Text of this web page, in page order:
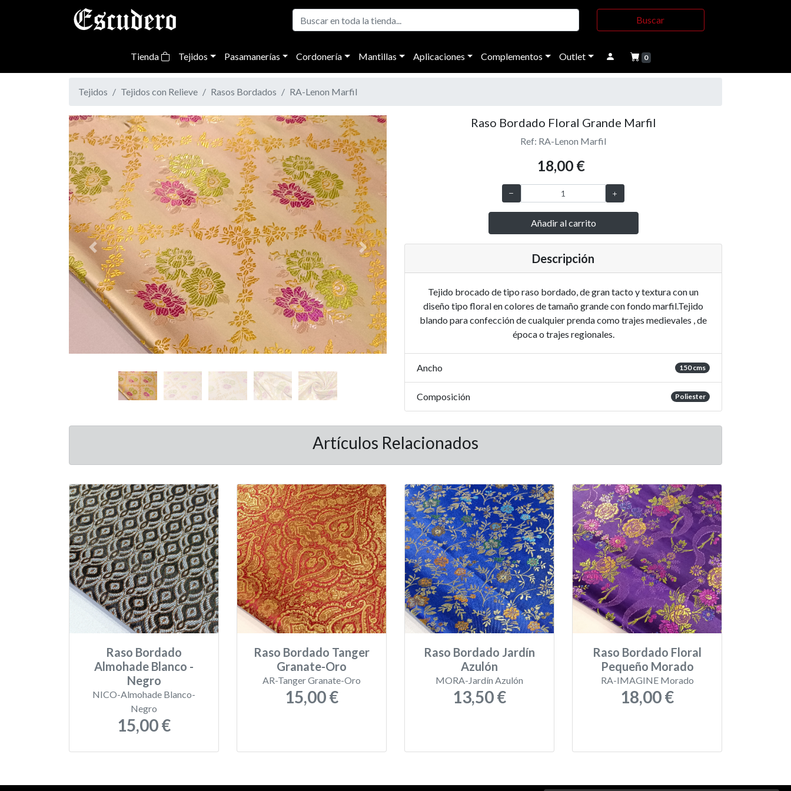
Buscar
Tienda Tejidos Pasamanerías Cordonería Mantillas Aplicaciones Complementos Outlet 0
Tejidos Tejidos con Relieve Rasos Bordados RA-Lenon Marfil
Previous Next
Raso Bordado Floral Grande Marfil
Ref: RA-Lenon Marfil
18,00 €
Añadir al carrito
Descripción
Tejido brocado de tipo raso bordado, de gran tacto y textura con un
diseño tipo floral en colores de tamaño grande con fondo marfil.Tejido
blando para confección de cualquier prenda como trajes medievales , de
época o trajes regionales.
Ancho 150 cms
Composición Poliester
Artículos Relacionados
Raso Bordado
Almohade Blanco -
Negro
NICO-Almohade Blanco-
Negro
15,00 €
Raso Bordado Tanger
Granate-Oro
AR-Tanger Granate-Oro
15,00 €
Raso Bordado Jardín
Azulón
MORA-Jardín Azulón
13,50 €
Raso Bordado Floral
Pequeño Morado
RA-IMAGINE Morado
18,00 €